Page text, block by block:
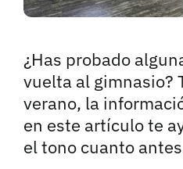
¿Has probado
vuelta al gimnasio?
verano, la
en este artículo te
el tono cuanto